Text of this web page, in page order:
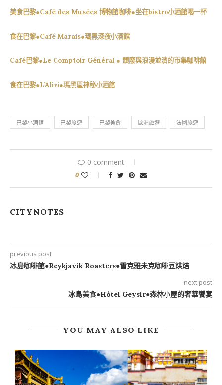
美食巴黎●Café des Musées 博物館咖啡●坐在bistro小酒館喝一杯
食在巴黎●Café Marais●瑪黑深夜小酒館
Café巴黎●Le Comptoir Général ● 頹廢與浪漫並濟的市集咖啡館
食在巴黎●L’Alivi●瑪黑區神秘小酒館
巴黎小酒館 巴黎旅遊 巴黎美食 歐洲旅遊 法國旅遊
0 comment
0
CITYNOTES
previous post
冰島咖啡館●Reykjavik Roasters●雷克雅未克咖啡豆烘焙
next post
冰島美食●Hótel Geysir●森林小屋的奢華饗宴
YOU MAY ALSO LIKE